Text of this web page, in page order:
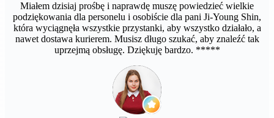
Miałem dzisiaj prośbę i naprawdę muszę powiedzieć wielkie
podziękowania dla personelu i osobiście dla pani Ji-Young Shin,
która wyciągnęła wszystkie przystanki, aby wszystko działało, a
nawet dostawa kurierem. Musisz długo szukać, aby znaleźć tak
uprzejmą obsługę. Dziękuję bardzo. *****